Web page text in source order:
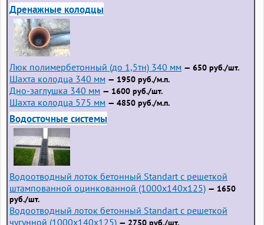
Дренажные колодцы
Люк полимербетонный (до 1,5тн) 340 мм — 650 руб./шт.
Шахта колодца 340 мм — 1950 руб./м.п.
Дно-заглушка 340 мм — 1600 руб./шт.
Шахта колодца 575 мм — 4850 руб./м.п.
Водосточные системы
Водоотводный лоток бетонный Standart с решеткой
штампованной оцинкованной (1000x140x125) — 1650
руб./шт.
Водоотводный лоток бетонный Standart с решеткой
чугунной (1000x140x125) — 2750 руб./шт.